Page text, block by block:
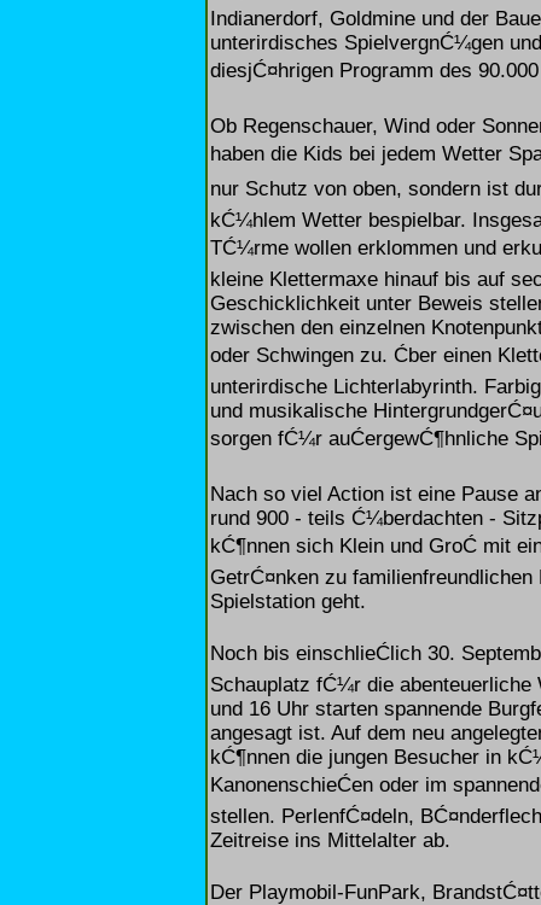
Indianerdorf, Goldmine und der
unterirdisches SpielvergnĆ¼gen
diesjĆ¤hrigen Programm des
Ob Regenschauer, Wind oder
haben die Kids bei jedem Wetter
nur Schutz von oben, sondern ist
kĆ¼hlem Wetter bespielbar.
TĆ¼rme wollen erklommen und
kleine Klettermaxe hinauf bis auf
Geschicklichkeit unter Beweis
zwischen den einzelnen
oder Schwingen zu. Ćber einen
unterirdische Lichterlabyrinth.
und musikalische
sorgen fĆ¼r auĆergewĆ¶hnliche
Nach so viel Action ist eine Pause
rund 900 - teils Ć¼berdachten -
kĆ¶nnen sich Klein und GroĆ mit
GetrĆ¤nken zu
Spielstation geht.
Noch bis einschlieĆlich 30.
Schauplatz fĆ¼r die abenteuerliche
und 16 Uhr starten spannende
angesagt ist. Auf dem neu
kĆ¶nnen die jungen Besucher in
KanonenschieĆen oder im
stellen. PerlenfĆ¤deln,
Zeitreise ins Mittelalter ab.
Der Playmobil-FunPark,